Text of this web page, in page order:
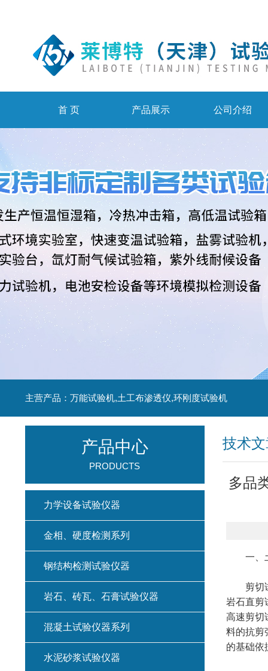
首 页 产品展示 公司介绍
主营产品：万能试验机,土工布渗透仪,环刚度试验机
技术
多品
一、土
剪切试
岩石直剪
高速剪切
料的抗剪
的基础依
产品中心
PRODUCTS
力学设备试验仪器
金相、硬度检测系列
钢结构检测试验仪器
岩石、砖瓦、石膏试验仪器
混凝土试验仪器系列
水泥砂浆试验仪器